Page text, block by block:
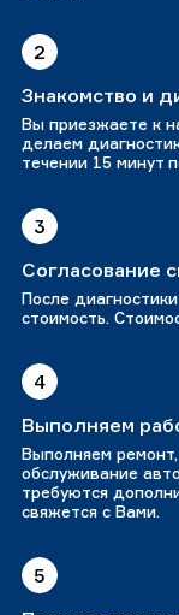
2
Знакомство и
Вы приезжаете к
делаем
течении 15 минут
3
Согласование
После
стоимость.
4
Выполняем
Выполняем
обслуживание
требуются
свяжется с Вами.
5